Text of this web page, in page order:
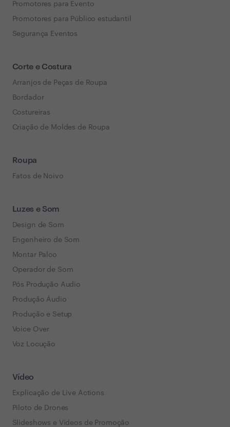
Promotores para Evento
Promotores para Público estudantil
Segurança Eventos
Corte e Costura
Arranjos de Peças de Roupa
Bordador
Costureiras
Criação de Moldes de Roupa
Roupa
Fatos de Noivo
Luzes e Som
Design de Som
Engenheiro de Som
Montar Palco
Operador de Som
Pós Produção Audio
Produção Áudio
Produção e Setup
Voice Over
Voz Locução
Vídeo
Explicação de Live Actions
Piloto de Drones
Slideshows e Vídeos de Promoção